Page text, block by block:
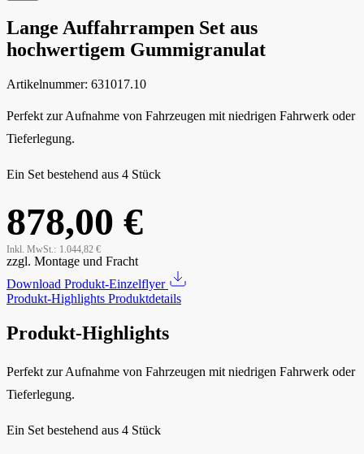
Lange Auffahrrampen Set aus
hochwertigem Gummigranulat
Artikelnummer: 631017.10
Perfekt zur Aufnahme von Fahrzeugen mit niedrigen Fahrwerk oder
Tieferlegung.
Ein Set bestehend aus 4 Stück
878,00 €
Inkl. MwSt.: 1.044,82 €
zzgl. Montage und Fracht
Download Produkt-Einzelflyer
Produkt-Highlights Produktdetails
Produkt-Highlights
Perfekt zur Aufnahme von Fahrzeugen mit niedrigen Fahrwerk oder
Tieferlegung.
Ein Set bestehend aus 4 Stück